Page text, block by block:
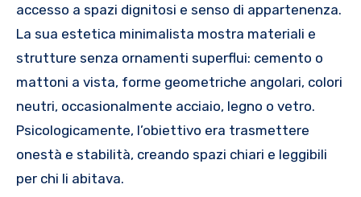
accesso a spazi dignitosi e senso di appartenenza.
La sua estetica minimalista mostra materiali e
strutture senza ornamenti superflui: cemento o
mattoni a vista, forme geometriche angolari, colori
neutri, occasionalmente acciaio, legno o vetro.
Psicologicamente, l’obiettivo era trasmettere
onestà e stabilità, creando spazi chiari e leggibili
per chi li abitava.